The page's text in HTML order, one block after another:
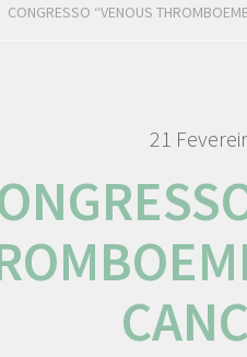
CONGRESSO “VENOUS
21